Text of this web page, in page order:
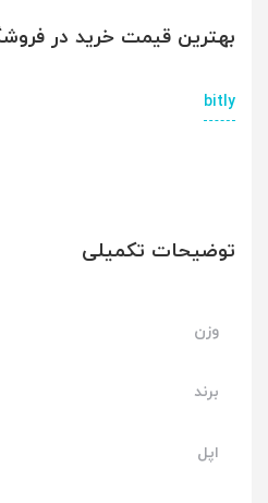
بهترین قیمت خرید در
bitly
توضیحات تکمیلی
وزن
برند
اپل